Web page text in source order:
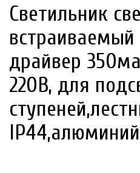
Светильник
встраиваемый
драйвер
220В, для